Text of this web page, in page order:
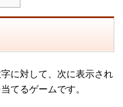
に対して、次に表示され
てるゲームです。